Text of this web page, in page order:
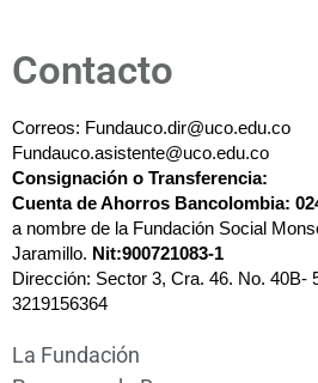
Contacto
Correos: Fundauco.dir@uco.edu.co
Fundauco.asistente@uco.edu.co
Consignación o Transferencia:
Cuenta de Ahorros Bancolombia:
a nombre de la Fundación Social
Jaramillo. Nit:900721083-1
Dirección: Sector 3, Cra. 46. No. 40B-
3219156364
La Fundación